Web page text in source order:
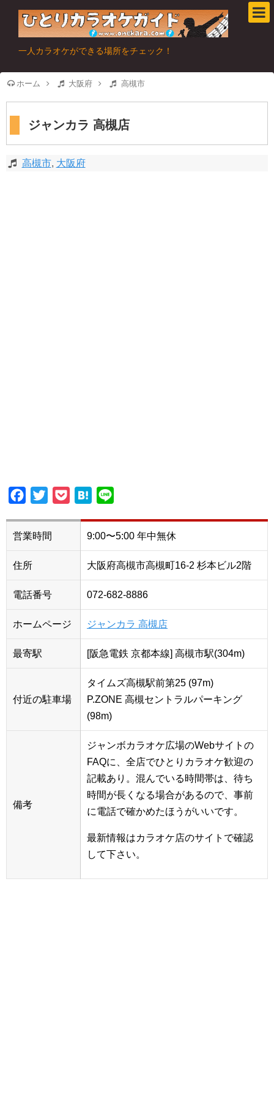
一人カラオケができる場所をチェック！
ホーム 大阪府 高槻市
ジャンカラ 高槻店
高槻市, 大阪府
Facebook
Twitter PocketHatena
営業時間 9:00〜5:00 年中無休
住所 大阪府高槻市高槻町16-2 杉本ビル2階
電話番号 072-682-8886
ホームページ ジャンカラ 高槻店
最寄駅 [阪急電鉄 京都本線] 高槻市駅(304m)
付近の駐車場
タイムズ高槻駅前第25 (97m)
P.ZONE 高槻セントラルパーキング
(98m)
備考
ジャンボカラオケ広場のWebサイトの
FAQに、全店でひとりカラオケ歓迎の
記載あり。混んでいる時間帯は、待ち
時間が長くなる場合があるので、事前
に電話で確かめたほうがいいです。
最新情報はカラオケ店のサイトで確認
して下さい。